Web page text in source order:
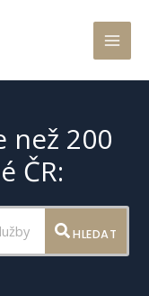
než 200
ČR:
HLEDAT